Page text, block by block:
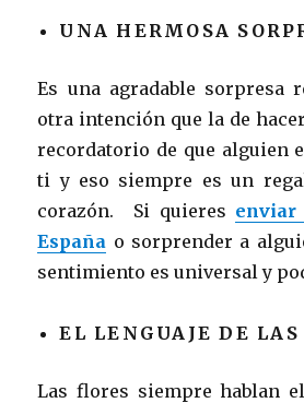
UNA HERMOSA
Es una agradable sorpresa
otra intención que la de
recordatorio de que alguien
ti y eso siempre es un
corazón. Si quieres
España o sorprender a
sentimiento es universal y
EL LENGUAJE DE
Las flores siempre hablan